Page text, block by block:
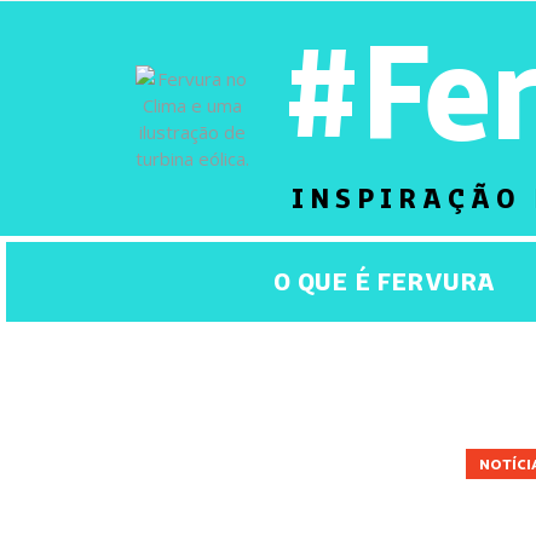
INSPIRAÇÃO
O QUE É FERVURA